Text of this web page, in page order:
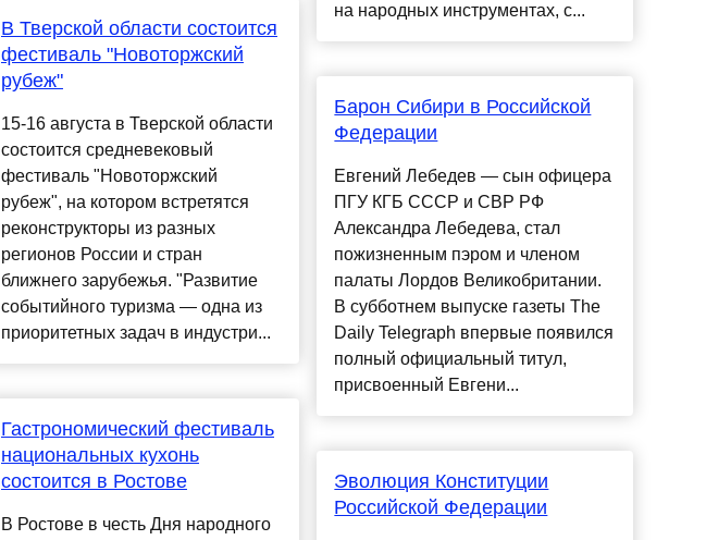
В Тверской области состоится
фестиваль "Новоторжский
рубеж"
15-16 августа в Тверской области
состоится средневековый
фестиваль "Новоторжский
рубеж", на котором встретятся
реконструкторы из разных
регионов России и стран
ближнего зарубежья. "Развитие
событийного туризма — одна из
приоритетных задач в индустри...
Гастрономический фестиваль
национальных кухонь
состоится в Ростове
В Ростове в честь Дня народного
на народных инструментах, с...
Барон Сибири в Российской
Федерации
Евгений Лебедев — сын офицера
ПГУ КГБ СССР и СВР РФ
Александра Лебедева, стал
пожизненным пэром и членом
палаты Лордов Великобритании.
В субботнем выпуске газеты The
Daily Telegraph впервые появился
полный официальный титул,
присвоенный Евгени...
Эволюция Конституции
Российской Федерации